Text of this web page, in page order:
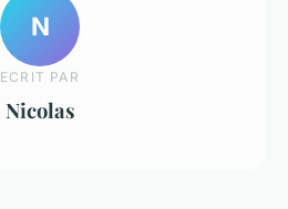
N
ECRIT PAR
Nicolas